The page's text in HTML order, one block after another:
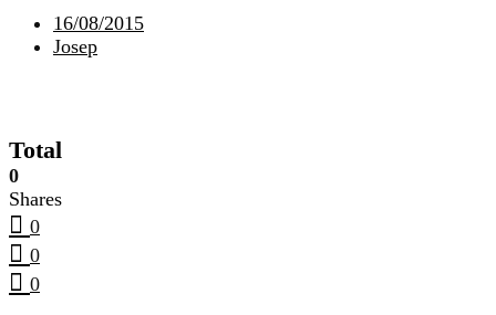
16/08/2015
Josep
Total
0
Shares
0
0
0